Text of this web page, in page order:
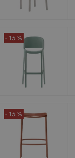
- 15 %
- 15 %